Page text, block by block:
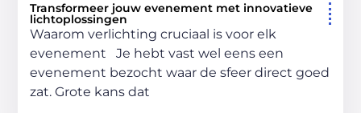
Transformeer jouw evenement met innovatieve
lichtoplossingen
Waarom verlichting cruciaal is voor elk
evenement Je hebt vast wel eens een
evenement bezocht waar de sfeer direct goed
zat. Grote kans dat